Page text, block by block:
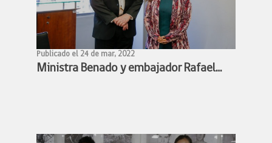
Publicado el 24 de mar, 2022
Ministra Benado y embajador Rafael
deportivas